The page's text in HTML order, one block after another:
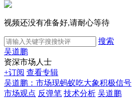
视频还没有准备好,请耐心等待
搜索
吴道鹏
资深市场人士
+订阅 查看专辑
吴道鹏：市场现蚂蚁吃大象积极信号
市场观点 反弹笔 技术分析 吴道鹏